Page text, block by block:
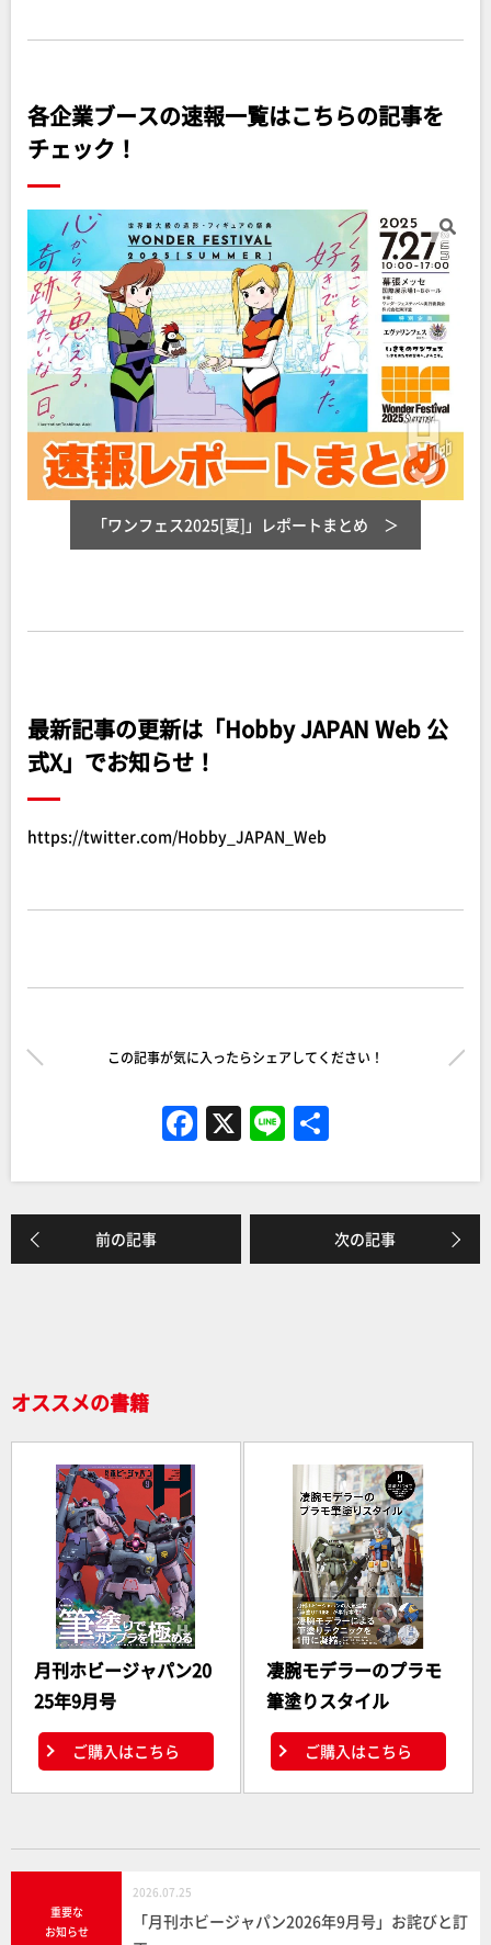
各企業ブースの速報一覧はこちらの記事を
チェック！
「ワンフェス2025[夏]」レポートまとめ
最新記事の更新は「Hobby JAPAN Web 公
式X」でお知らせ！
https://twitter.com/Hobby_JAPAN_Web
この記事が気に入ったらシェアしてください！
F
a
c
e
b
X Li
n
e
前の記事 次の記事
オススメの書籍
月刊ホビージャパン20
25年9月号
ご購入はこちら
凄腕モデラーのプラモ
筆塗りスタイル
ご購入はこちら
重要な
お知らせ
2026.07.25
「月刊ホビージャパン2026年9月号」お詫びと訂